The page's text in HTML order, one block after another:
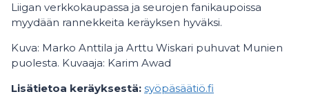
Liigan verkkokaupassa ja seurojen fanikaupoissa
myydään rannekkeita keräyksen hyväksi.
Kuva: Marko Anttila ja Arttu Wiskari puhuvat Munien
puolesta. Kuvaaja: Karim Awad
Lisätietoa keräyksestä: syöpäsäätiö.fi